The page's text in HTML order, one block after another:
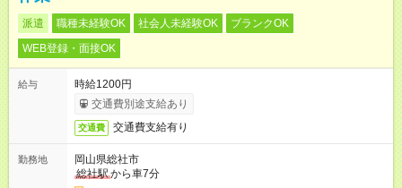
派遣 職種未経験OK 社会人未経験OK
ブランクOK
WEB登録・面接OK
給与
時給1200円
交通費別途支給あり
交通費 交通費支給有り
勤務地
岡山県総社市
総社駅から車7分